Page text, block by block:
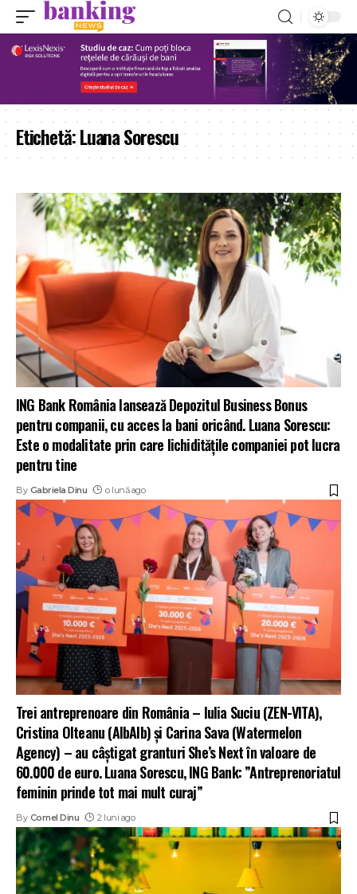
Etichetă:Luana Sorescu
ING Bank România lansează Depozitul Business Bonus
pentru companii, cu acces la bani oricând. Luana Sorescu:
Este o modalitate prin care lichiditățile companiei pot lucra
pentru tine
By Gabriela Dinu o lună ago
Trei antreprenoare din România – Iulia Suciu (ZEN-VITA),
Cristina Olteanu (AlbAlb) și Carina Sava (Watermelon
Agency) – au câștigat granturi She’s Next în valoare de
60.000 de euro. Luana Sorescu, ING Bank: ”Antreprenoriatul
feminin prinde tot mai mult curaj”
By Cornel Dinu 2 luni ago